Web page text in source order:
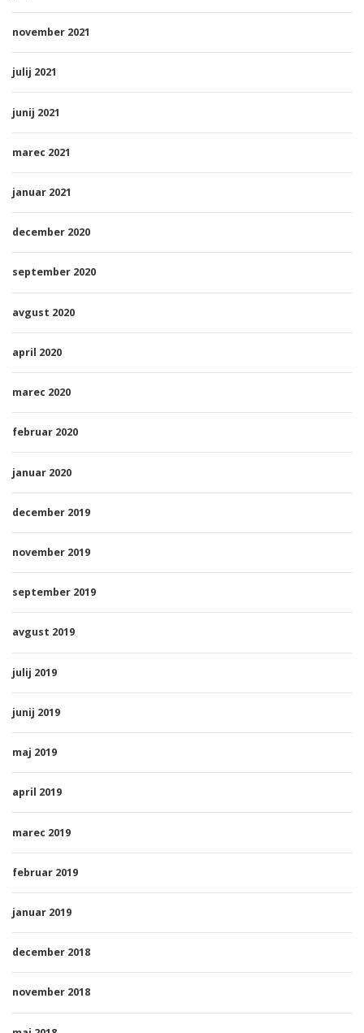
november 2021
julij 2021
junij 2021
marec 2021
januar 2021
december 2020
september 2020
avgust 2020
april 2020
marec 2020
februar 2020
januar 2020
december 2019
november 2019
september 2019
avgust 2019
julij 2019
junij 2019
maj 2019
april 2019
marec 2019
februar 2019
januar 2019
december 2018
november 2018